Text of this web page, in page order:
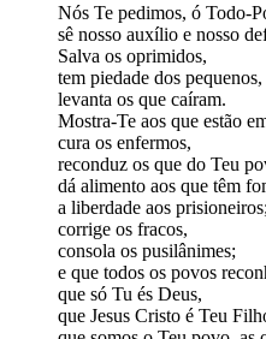
Nós Te pedimos, ó Todo-
sê nosso auxílio e nosso
Salva os oprimidos,
tem piedade dos pequenos,
levanta os que caíram.
Mostra-Te aos que estão
cura os enfermos,
reconduz os que do Teu
dá alimento aos que têm
a liberdade aos prisioneiros;
corrige os fracos,
consola os pusilânimes;
e que todos os povos
que só Tu és Deus,
que Jesus Cristo é Teu